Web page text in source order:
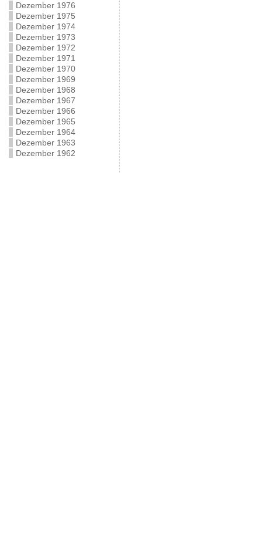
Dezember 1976
Dezember 1975
Dezember 1974
Dezember 1973
Dezember 1972
Dezember 1971
Dezember 1970
Dezember 1969
Dezember 1968
Dezember 1967
Dezember 1966
Dezember 1965
Dezember 1964
Dezember 1963
Dezember 1962